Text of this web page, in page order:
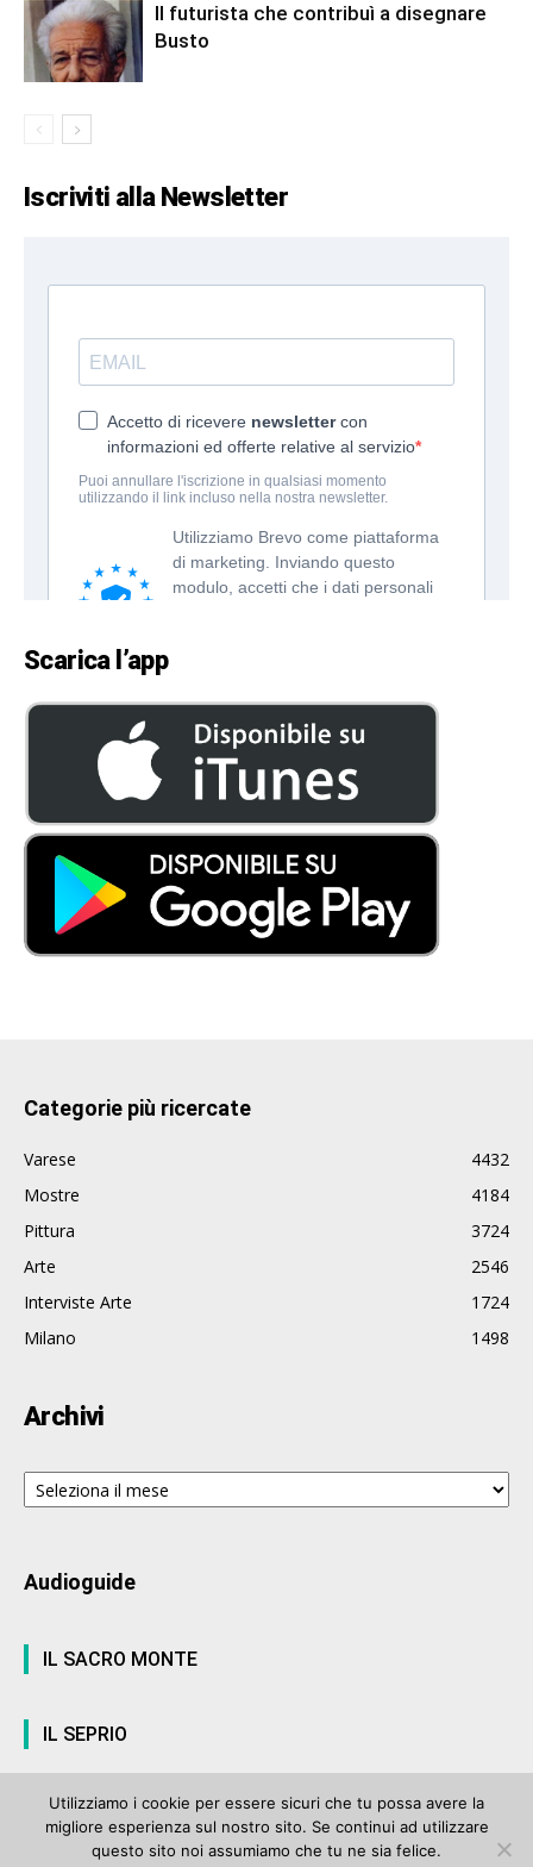
Il futurista che contribuì a disegnare
Busto
Iscriviti alla Newsletter
Scarica l’app
Categorie più ricercate
Varese
4432
Mostre
4184
Pittura
3724
Arte
2546
Interviste Arte
1724
Milano
1498
Archivi
Archivi
Audioguide
IL SACRO MONTE
IL SEPRIO
© ArteVarese.com by Wtv S.r.l.- © 2007 - P.I. 03063680122 Iscrizione n°
Utilizziamo i cookie per essere sicuri che tu possa avere la
migliore esperienza sul nostro sito. Se continui ad utilizzare
questo sito noi assumiamo che tu ne sia felice.